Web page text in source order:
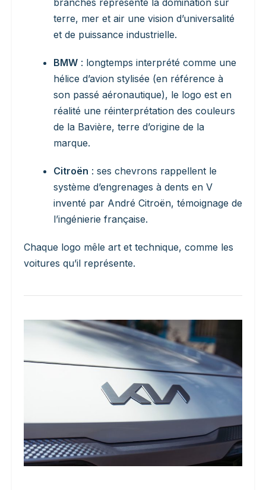
branches représente la domination sur
terre, mer et air une vision d’universalité
et de puissance industrielle.
BMW : longtemps interprété comme une
hélice d’avion stylisée (en référence à
son passé aéronautique), le logo est en
réalité une réinterprétation des couleurs
de la Bavière, terre d’origine de la
marque.
Citroën : ses chevrons rappellent le
système d’engrenages à dents en V
inventé par André Citroën, témoignage de
l’ingénierie française.
Chaque logo mêle art et technique, comme les
voitures qu’il représente.